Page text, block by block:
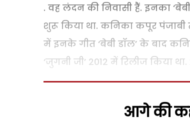
. वह लंदन की निवासी हैं. इनका
शुरू किया था. कनिका कपूर पंजाबी
में इनके गीत ‘बेबी डॉल’ के बाद
‘जुगनी जी’ 2012 में रिलीज किया
आगे की